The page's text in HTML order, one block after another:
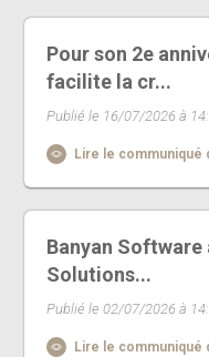
Pour son 2e
facilite la cr...
Publié le 16/07/2026 à
Lire le communiqué
Banyan
Solutions...
Publié le 02/07/2026 à
Lire le communiqué